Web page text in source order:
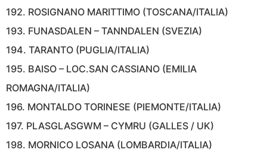
192. ROSIGNANO MARITTIMO (TOSCANA/ITALIA)
193. FUNASDALEN – TANNDALEN (SVEZIA)
194. TARANTO (PUGLIA/ITALIA)
195. BAISO – LOC.SAN CASSIANO (EMILIA
ROMAGNA/ITALIA)
196. MONTALDO TORINESE (PIEMONTE/ITALIA)
197. PLASGLASGWM – CYMRU (GALLES / UK)
198. MORNICO LOSANA (LOMBARDIA/ITALIA)